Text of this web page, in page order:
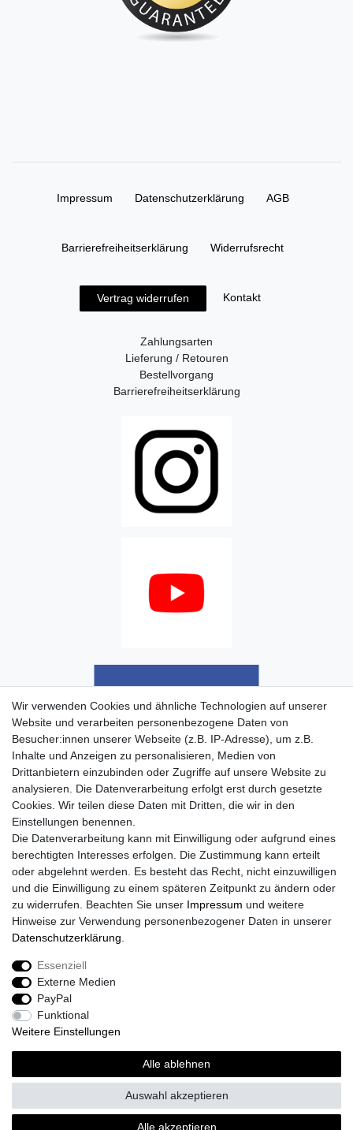
Impressum Daten­schutz­erklärung AGB
Barrierefreiheitserklärung Widerrufs­recht
Vertrag widerrufen Kontakt
Zahlungsarten
Lieferung / Retouren
Bestellvorgang
Barrierefreiheitserklärung
Wir verwenden Cookies und ähnliche Technologien auf unserer
Website und verarbeiten personenbezogene Daten von
Besucher:innen unserer Webseite (z.B. IP-Adresse), um z.B.
Inhalte und Anzeigen zu personalisieren, Medien von
Drittanbietern einzubinden oder Zugriffe auf unsere Website zu
analysieren. Die Datenverarbeitung erfolgt erst durch gesetzte
Cookies. Wir teilen diese Daten mit Dritten, die wir in den
Einstellungen benennen.
Die Datenverarbeitung kann mit Einwilligung oder aufgrund eines
berechtigten Interesses erfolgen. Die Zustimmung kann erteilt
oder abgelehnt werden. Es besteht das Recht, nicht einzuwilligen
und die Einwilligung zu einem späteren Zeitpunkt zu ändern oder
zu widerrufen. Beachten Sie unser Impressum und weitere
Hinweise zur Verwendung personenbezogener Daten in unserer
Daten­schutz­erklärung
Essenziell
Externe Medien
PayPal
Funktional
Weitere Einstellungen
Alle akzeptieren
Alle ablehnen
Auswahl akzeptieren